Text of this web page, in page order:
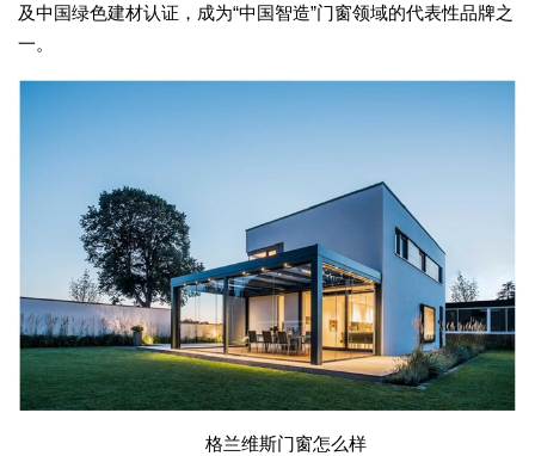
及中国绿色建材认证，成为“中国智造”门窗领域的代表性品牌之
一。
格兰维斯门窗怎么样